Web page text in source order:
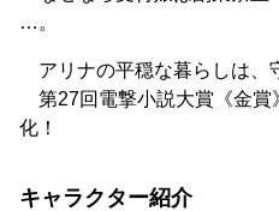
…。
アリナの平穏な暮らしは、
第27回電撃小説大賞《金賞
化！
キャラクター紹介